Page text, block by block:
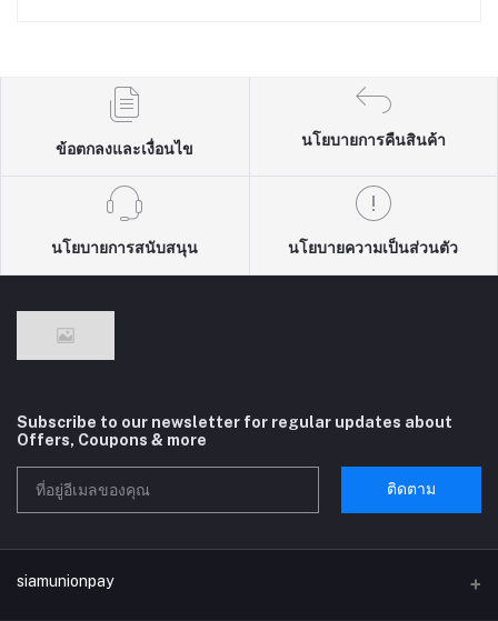
ข้อตกลงและเงื่อนไข
นโยบายการคืนสินค้า
นโยบายการสนับสนุน นโยบายความเป็นส่วนตัว
Subscribe to our newsletter for regular updates about
Offers, Coupons & more
ติดตาม
siamunionpay